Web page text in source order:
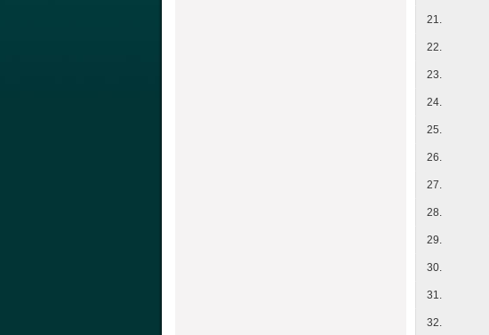
21.
22.
23.
24.
25.
26.
27.
28.
29.
30.
31.
32.